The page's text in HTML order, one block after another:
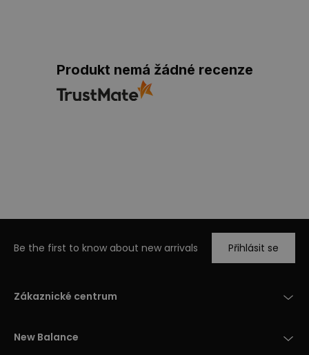
Produkt nemá žádné recenze
Be the first to know about new arrivals Přihlásit se
Zákaznické centrum
New Balance